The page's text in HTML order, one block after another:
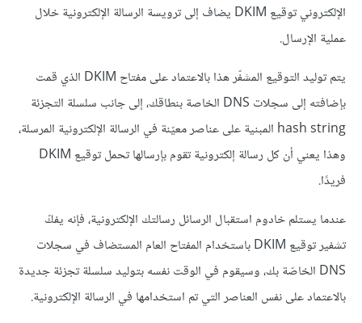
الإلكتروني توقيع DKIM يضاف إلى ترويسة الرسالة الإلكترونية خلال
عملية الإرسال.
يتم توليد التوقيع المشفّر هذا بالاعتماد على مفتاح DKIM الذي قمت
بإضافته إلى سجلات DNS الخاصة بنطاقك، إلى جانب سلسلة التجزئة
hash string المبنية على عناصر معيّنة في الرسالة الإلكترونية المرسلة،
وهذا يعني أن كل رسالة إلكترونية تقوم بإرسالها تحمل توقيع DKIM
فريدًا.
عندما يستلم خادوم استقبال الرسائل رسالتك الإلكترونية، فإنه يفكّ
تشفير توقيع DKIM باستخدام المفتاح العام المستضاف في سجلات
DNS الخاصّة بك، وسيقوم في الوقت نفسه بتوليد سلسلة تجزئة جديدة
بالاعتماد على نفس العناصر التي تم استخدامها في الرسالة الإلكترونية.